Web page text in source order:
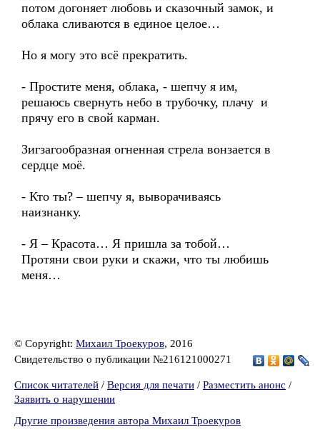
потом догоняет любовь и сказочный замок, и
облака сливаются в единое целое…
Но я могу это всё прекратить.
- Простите меня, облака, - шепчу я им,
решаюсь свернуть небо в трубочку, плачу и
прячу его в свой карман.
Зигзагообразная огненная стрела вонзается в
сердце моё.
- Кто ты? – шепчу я, выворачиваясь
наизнанку.
- Я – Красота… Я пришла за тобой…
Протяни свои руки и скажи, что ты любишь
меня…
© Copyright: Михаил Троекуров, 2016
Свидетельство о публикации №216121000271
Список читателей / Версия для печати / Разместить анонс /
Заявить о нарушении
Другие произведения автора Михаил Троекуров